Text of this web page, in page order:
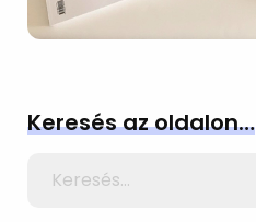
Keresés az oldalon…